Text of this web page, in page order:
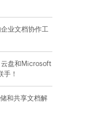
业文档协作工
云盘和Microsoft
！
和共享文档解